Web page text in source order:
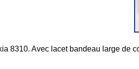
8310. Avec lacet bandeau large de